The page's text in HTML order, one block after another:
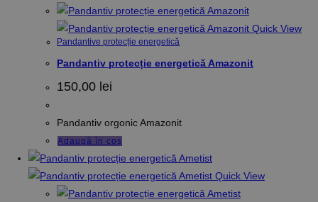
Quick View
Pandantive protecție energetică
Pandantiv protecție energetică Amazonit
150,00 lei
Pandantiv orgonic Amazonit
Adaugă în coș
Quick View